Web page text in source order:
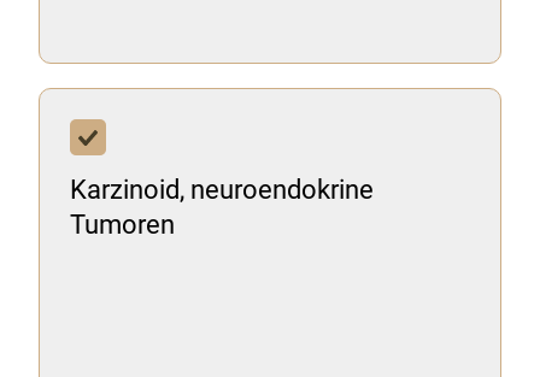
Karzinoid, neuroendokrine
Tumoren